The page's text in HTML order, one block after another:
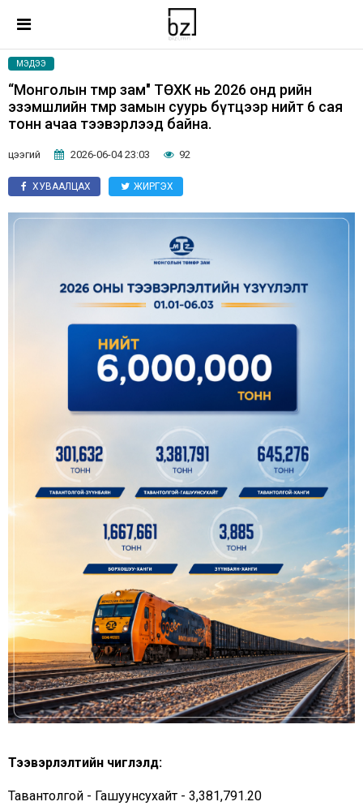
МЭДЭЭ
“Монголын төмөр зам" ТӨХК нь 2026 онд өөрийн
эзэмшлийн төмөр замын суурь бүтцээр нийт 6 сая
тонн ачаа тээвэрлээд байна.
цээгий 2026-06-04 23:03 92
ХУВААЛЦАХ ЖИРГЭХ
Тээвэрлэлтийн чиглэлүүд:
Тавантолгой - Гашуунсухайт - 3,381,791.20